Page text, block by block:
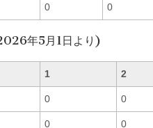
0 0
年5月1日より)
1 2
0 0
0 0